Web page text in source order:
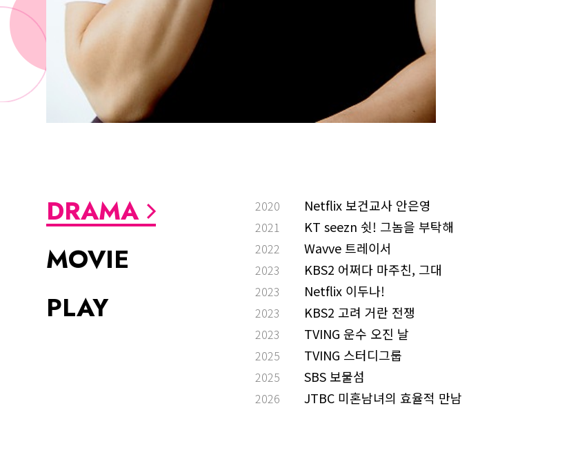
DRAMA
MOVIE
PLAY
2020 Netflix 보건교사 안은영
2021 KT seezn 쉿! 그놈을 부탁해
2022 Wavve 트레이서
2023 KBS2 어쩌다 마주친, 그대
2023 Netflix 이두나!
2023 KBS2 고려 거란 전쟁
2023 TVING 운수 오진 날
2025 TVING 스터디그룹
2025 SBS 보물섬
2026 JTBC 미혼남녀의 효율적 만남